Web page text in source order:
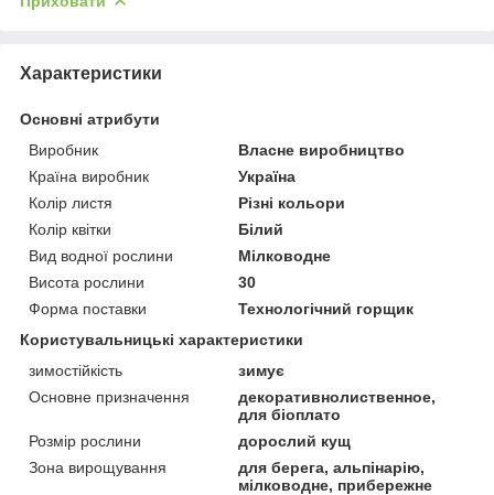
Характеристики
Основні атрибути
Виробник
Власне виробництво
Країна виробник
Україна
Колір листя
Різні кольори
Колір квітки
Білий
Вид водної рослини
Мілководне
Висота рослини
30
Форма поставки
Технологічний горщик
Користувальницькі характеристики
зимостійкість
зимує
Основне призначення
декоративнолиственное,
для біоплато
Розмір рослини
дорослий кущ
Зона вирощування
для берега, альпінарію,
мілководне, прибережне